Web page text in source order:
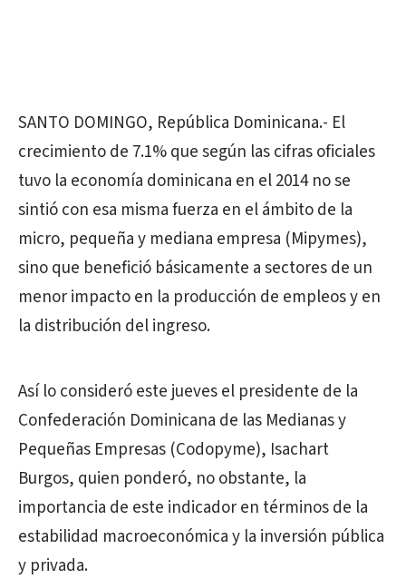
SANTO DOMINGO, República Dominicana.- El
crecimiento de 7.1% que según las cifras oficiales
tuvo la economía dominicana en el 2014 no se
sintió con esa misma fuerza en el ámbito de la
micro, pequeña y mediana empresa (Mipymes),
sino que benefició básicamente a sectores de un
menor impacto en la producción de empleos y en
la distribución del ingreso.
Así lo consideró este jueves el presidente de la
Confederación Dominicana de las Medianas y
Pequeñas Empresas (Codopyme), Isachart
Burgos, quien ponderó, no obstante, la
importancia de este indicador en términos de la
estabilidad macroeconómica y la inversión pública
y privada.